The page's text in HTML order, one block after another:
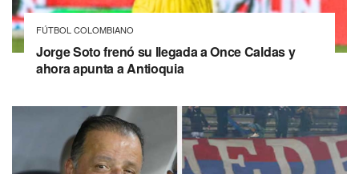
FÚTBOL COLOMBIANO
Jorge Soto frenó su llegada a Once Caldas y
ahora apunta a Antioquia